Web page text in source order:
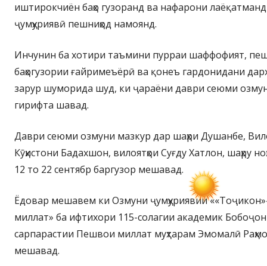
иштирокчиён баҳо гузоранд ва нафарони
ҷумҳуриявӣ пешниҳод намоянд.
Инчунин ба хотири таъмини пурраи шаффофият,
баҳогузории ғайримеъёрӣ ва қонеъ гардонидани
зарур шуморида шуд, ки ҷараёни даври сеюми
гирифта шавад.
Даври сеюми озмуни мазкур дар шаҳри Душанбе,
Кӯҳистони Бадахшон, вилоятҳои Суғду Хатлон, шаҳру
12 то 22 сентябр баргузор мешавад.
Ёдовар мешавем ки Озмуни ҷумҳуриявии
миллат» ба ифтихори 115-солагии академик Бобоҷон
сарпарастии Пешвои миллат муҳтарам Эмомалӣ
мешавад.